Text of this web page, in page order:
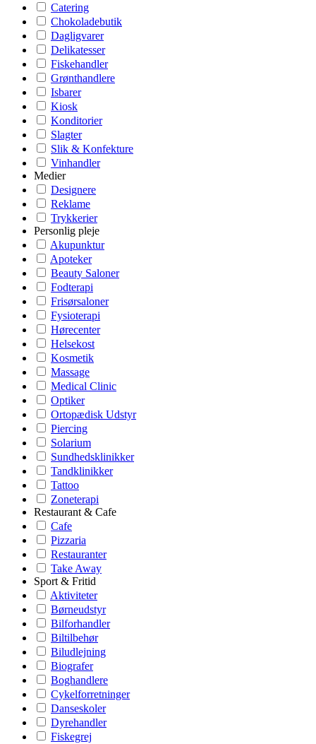
Catering
Chokoladebutik
Dagligvarer
Delikatesser
Fiskehandler
Grønthandlere
Isbarer
Kiosk
Konditorier
Slagter
Slik & Konfekture
Vinhandler
Medier
Designere
Reklame
Trykkerier
Personlig pleje
Akupunktur
Apoteker
Beauty Saloner
Fodterapi
Frisørsaloner
Fysioterapi
Hørecenter
Helsekost
Kosmetik
Massage
Medical Clinic
Optiker
Ortopædisk Udstyr
Piercing
Solarium
Sundhedsklinikker
Tandklinikker
Tattoo
Zoneterapi
Restaurant & Cafe
Cafe
Pizzaria
Restauranter
Take Away
Sport & Fritid
Aktiviteter
Børneudstyr
Bilforhandler
Biltilbehør
Biludlejning
Biografer
Boghandlere
Cykelforretninger
Danseskoler
Dyrehandler
Fiskegrej